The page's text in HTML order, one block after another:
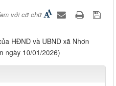
với cỡ chữ
HĐND và UBND xã Nhơn
ngày 10/01/2026)